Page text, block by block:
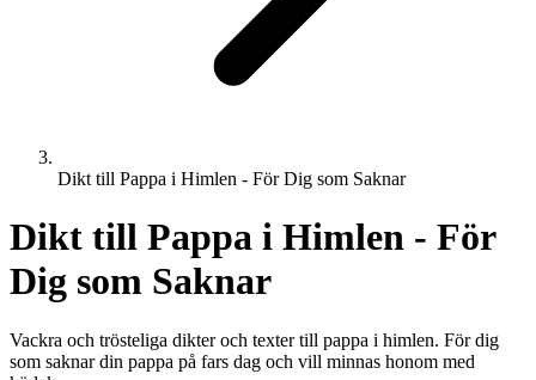
Dikt till Pappa i Himlen - För Dig som Saknar
Dikt till Pappa i Himlen - För
Dig som Saknar
Vackra och trösteliga dikter och texter till pappa i himlen. För dig
som saknar din pappa på fars dag och vill minnas honom med